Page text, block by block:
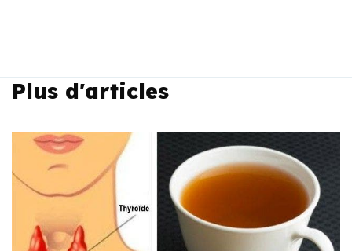
Plus d'articles